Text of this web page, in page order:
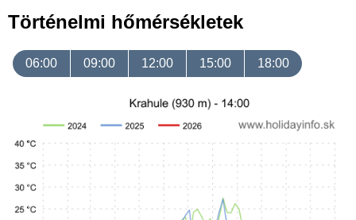
Történelmi hőmérsékletek
06:00 09:00 12:00 15:00 18:00